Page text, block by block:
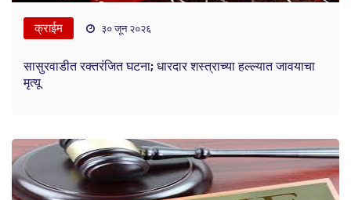
क्राईम ३० जून २०२६
सासुरवाडीत रक्तरंजित घटना; धारदार शस्त्राच्या हल्ल्यात जावयाचा
मृत्यू